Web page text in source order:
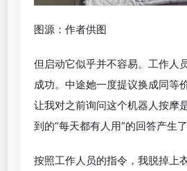
图源：作者供图
但启动它似乎并不容易。工作人
成功。中途她一度提议换成同等
让我对之前询问这个机器人按摩
到的“每天都有人用”的回答产生了
按照工作人员的指令，我脱掉上